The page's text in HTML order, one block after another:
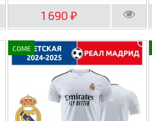
1 690₽
COME